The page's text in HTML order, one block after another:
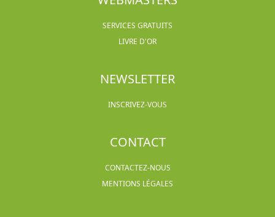
SERVICES GRATUITS
LIVRE D'OR
NEWSLETTER
INSCRIVEZ-VOUS
CONTACT
CONTACTEZ-NOUS
MENTIONS LÉGALES